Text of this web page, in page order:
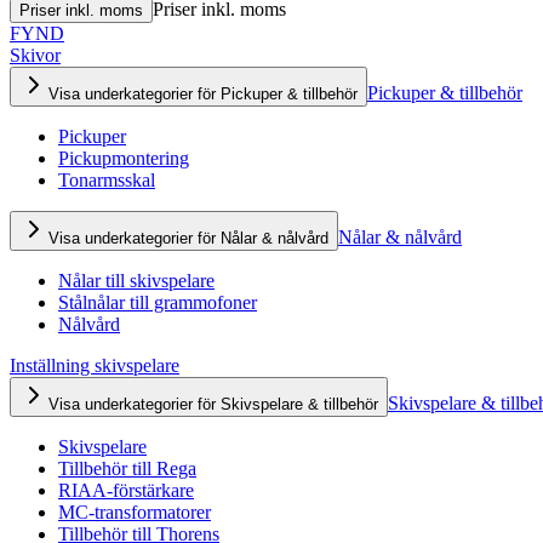
Priser inkl. moms Priser inkl. moms
FYND
Skivor
Visa underkategorier för Pickuper & tillbehör Pickuper & tillbehör
Pickuper
Pickupmontering
Tonarmsskal
Visa underkategorier för Nålar & nålvård Nålar & nålvård
Nålar till skivspelare
Stålnålar till grammofoner
Nålvård
Inställning skivspelare
Visa underkategorier för Skivspelare & tillbehör Skivspelare &
Skivspelare
Tillbehör till Rega
RIAA-förstärkare
MC-transformatorer
Tillbehör till Thorens